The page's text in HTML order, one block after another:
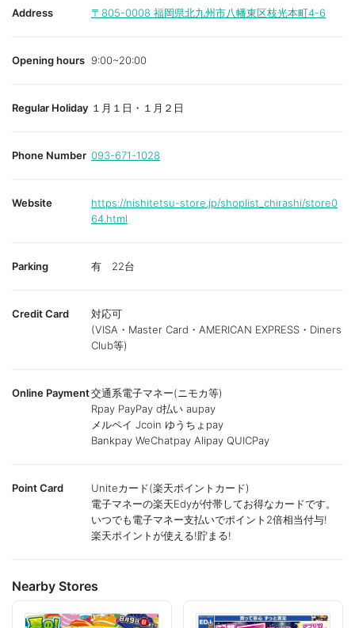
Address 〒805-0008 福岡県北九州市八幡東区枝光本町4-6
Opening hours 9:00~20:00
Regular Holiday １月１日・１月２日
Phone Number 093-671-1028
Website
https://nishitetsu-store.jp/shoplist_chirashi/store0
64.html
Parking 有 22台
Credit Card
対応可
(VISA・Master Card・AMERICAN EXPRESS・Diners
Club等)
Online Payment交通系電子マネー(ニモカ等)
Rpay PayPay d払い aupay
メルペイ Jcoin ゆうちょpay
Bankpay WeChatpay Alipay QUICPay
Point Card
Uniteカード(楽天ポイントカード)
電子マネーの楽天Edyが付帯してお得なカードです。
いつでも電子マネー支払いでポイント2倍相当付与!
楽天ポイントが使える!貯まる!
Nearby Stores